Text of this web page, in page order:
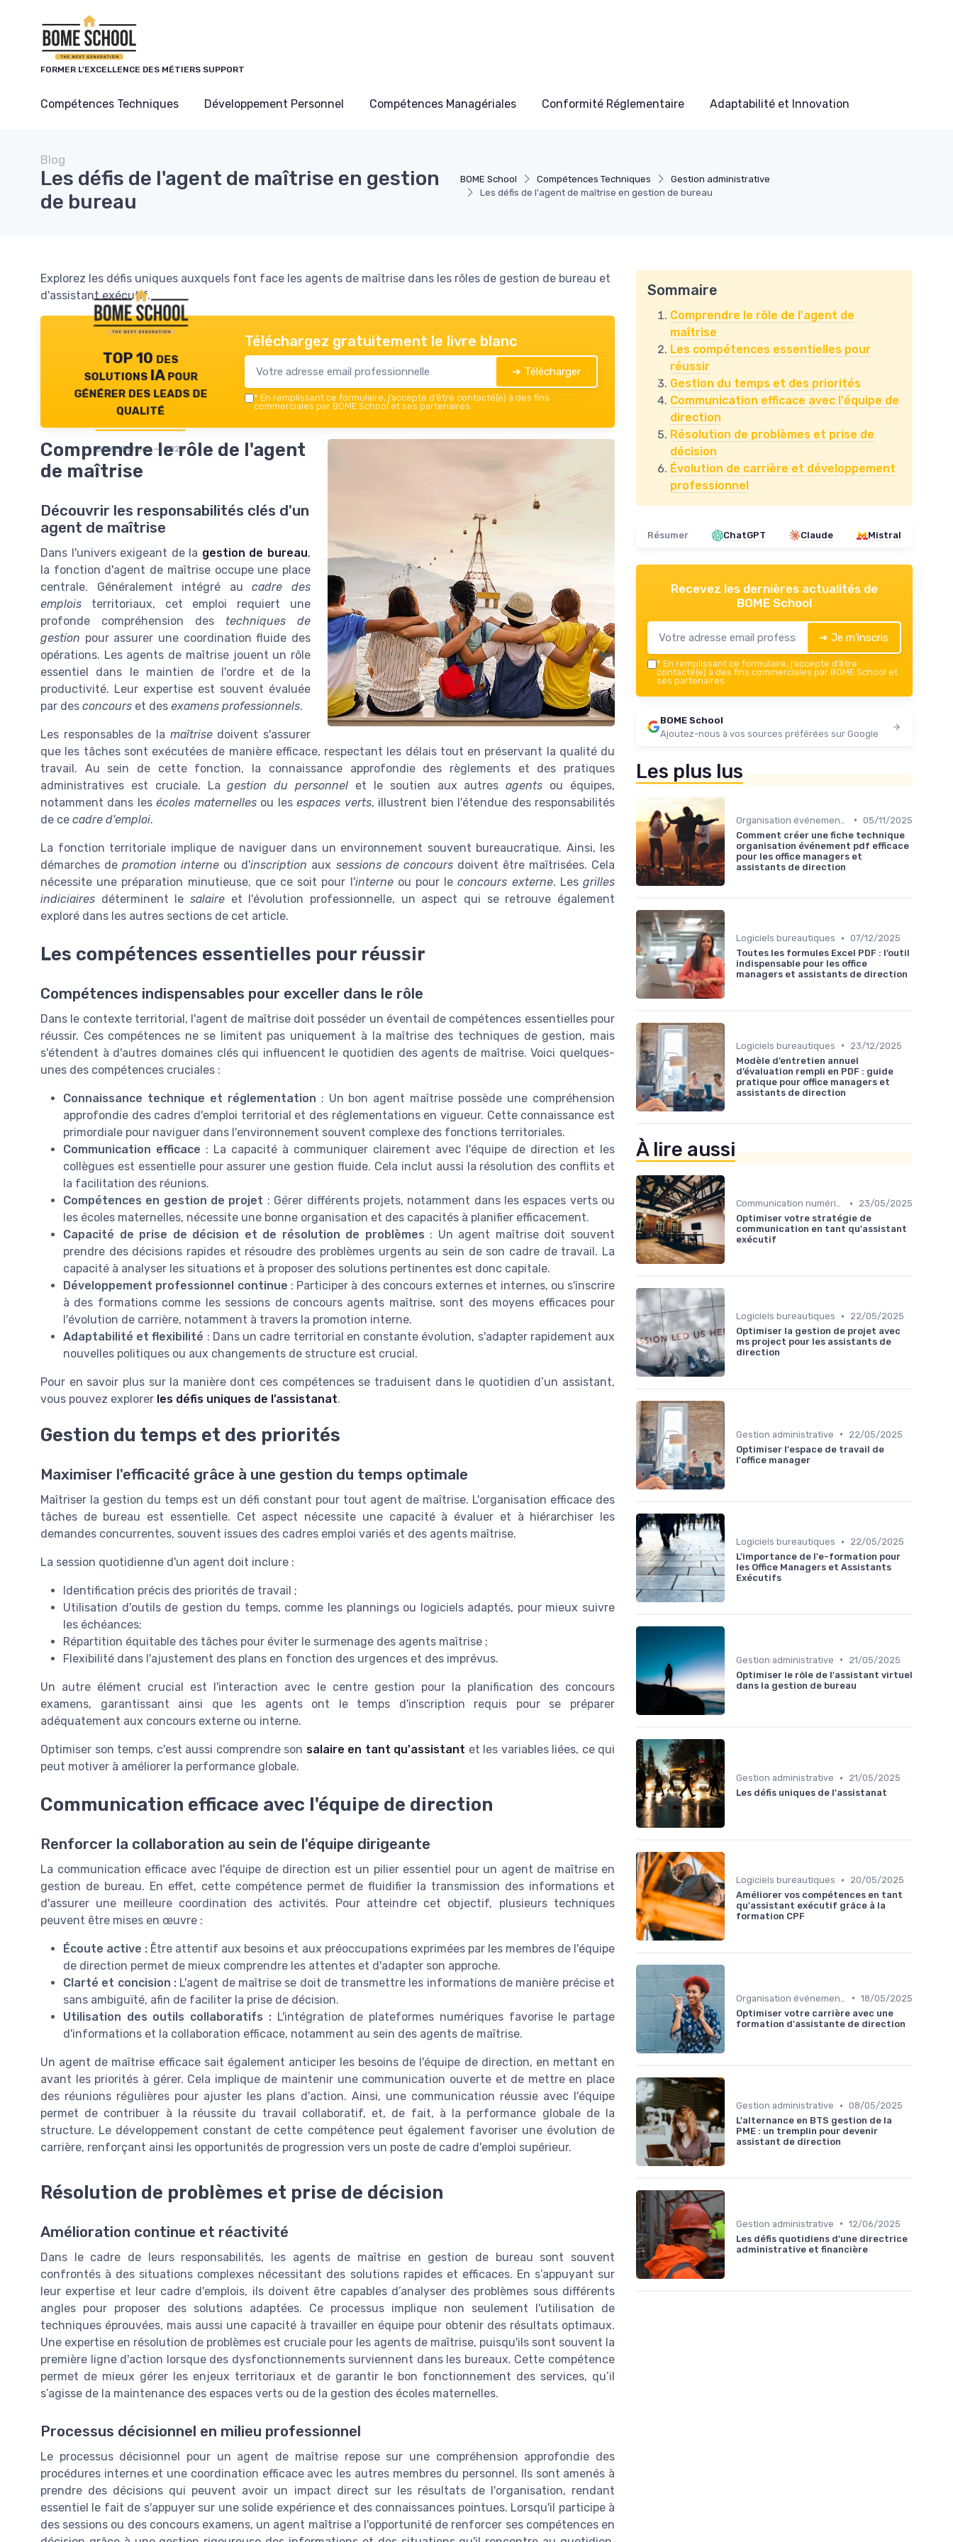
FORMER L’EXCELLENCE DES MÉTIERS SUPPORT
Compétences Techniques Développement Personnel Compétences Managériales Conformité Réglementaire Adaptabilité et Innovation
BOME School Compétences Techniques
Gestion administrative
Les défis de l'agent de maîtrise en gestion de bureau
Blog
Les défis de l'agent de maîtrise en gestion
de bureau
Explorez les défis uniques auxquels font face les agents de maîtrise dans les rôles de gestion de bureau et
d'assistant exécutif.
TOP 10 des
solutions IA pour
générer des leads de
qualité
BOME School — 2026
Téléchargez gratuitement le livre blanc
➔ Télécharger
* En remplissant ce formulaire, j’accepte d’être contacté(e) à des fins
commerciales par BOME School et ses partenaires.
Comprendre le rôle de l'agent
de maîtrise
Découvrir les responsabilités clés d'un
agent de maîtrise
Dans l'univers exigeant de la gestion de bureau,
la fonction d'agent de maîtrise occupe une place
centrale. Généralement intégré aucadre des
emplois territoriaux, cet emploi requiert une
profonde compréhension des techniques de
gestion pour assurer une coordination fluide des
opérations. Les agents de maîtrise jouent un rôle
essentiel dans le maintien de l'ordre et de la
productivité. Leur expertise est souvent évaluée
par des concours et des examens professionnels.
Les responsables de la maîtrisedoivent s'assurer
que les tâches sont exécutées de manière efficace, respectant les délais tout en préservant la qualité du
travail. Au sein de cette fonction, la connaissance approfondie des règlements et des pratiques
administratives est cruciale. Lagestion du personnel et le soutien aux autresagents ou équipes,
notamment dans lesécoles maternellesou lesespaces verts, illustrent bien l'étendue des responsabilités
de ce cadre d'emploi.
La fonction territoriale implique de naviguer dans un environnement souvent bureaucratique. Ainsi, les
démarches depromotion interne ou d'inscription aux sessions de concoursdoivent être maîtrisées. Cela
nécessite une préparation minutieuse, que ce soit pour l'interneou pour leconcours externe. Lesgrilles
indiciaires déterminent le salaire et l'évolution professionnelle, un aspect qui se retrouve également
exploré dans les autres sections de cet article.
Les compétences essentielles pour réussir
Compétences indispensables pour exceller dans le rôle
Dans le contexte territorial, l'agent de maîtrise doit posséder un éventail de compétences essentielles pour
réussir. Ces compétences ne se limitent pas uniquement à la maîtrise des techniques de gestion, mais
s'étendent à d'autres domaines clés qui influencent le quotidien des agents de maîtrise. Voici quelques-
unes des compétences cruciales :
Connaissance technique et réglementation : Un bon agent maîtrise possède une compréhension
approfondie des cadres d'emploi territorial et des réglementations en vigueur. Cette connaissance est
primordiale pour naviguer dans l'environnement souvent complexe des fonctions territoriales.
Communication efficace : La capacité à communiquer clairement avec l'équipe de direction et les
collègues est essentielle pour assurer une gestion fluide. Cela inclut aussi la résolution des conflits et
la facilitation des réunions.
Compétences en gestion de projet : Gérer différents projets, notamment dans les espaces verts ou
les écoles maternelles, nécessite une bonne organisation et des capacités à planifier efficacement.
Capacité de prise de décision et de résolution de problèmes : Un agent maîtrise doit souvent
prendre des décisions rapides et résoudre des problèmes urgents au sein de son cadre de travail. La
capacité à analyser les situations et à proposer des solutions pertinentes est donc capitale.
Développement professionnel continue : Participer à des concours externes et internes, ou s'inscrire
à des formations comme les sessions de concours agents maîtrise, sont des moyens efficaces pour
l'évolution de carrière, notamment à travers la promotion interne.
Adaptabilité et flexibilité : Dans un cadre territorial en constante évolution, s'adapter rapidement aux
nouvelles politiques ou aux changements de structure est crucial.
Pour en savoir plus sur la manière dont ces compétences se traduisent dans le quotidien d’un assistant,
vous pouvez explorer les défis uniques de l’assistanat.
Gestion du temps et des priorités
Maximiser l'efficacité grâce à une gestion du temps optimale
Maîtriser la gestion du temps est un défi constant pour tout agent de maîtrise. L'organisation efficace des
tâches de bureau est essentielle. Cet aspect nécessite une capacité à évaluer et à hiérarchiser les
demandes concurrentes, souvent issues des cadres emploi variés et des agents maîtrise.
La session quotidienne d'un agent doit inclure :
Identification précis des priorités de travail ;
Utilisation d'outils de gestion du temps, comme les plannings ou logiciels adaptés, pour mieux suivre
les échéances;
Répartition équitable des tâches pour éviter le surmenage des agents maîtrise ;
Flexibilité dans l'ajustement des plans en fonction des urgences et des imprévus.
Un autre élément crucial est l'interaction avec le centre gestion pour la planification des concours
examens, garantissant ainsi que les agents ont le temps d'inscription requis pour se préparer
adéquatement aux concours externe ou interne.
Optimiser son temps, c'est aussi comprendre son salaire en tant qu'assistant et les variables liées, ce qui
peut motiver à améliorer la performance globale.
Communication efficace avec l'équipe de direction
Renforcer la collaboration au sein de l'équipe dirigeante
La communication efficace avec l'équipe de direction est un pilier essentiel pour un agent de maîtrise en
gestion de bureau. En effet, cette compétence permet de fluidifier la transmission des informations et
d'assurer une meilleure coordination des activités. Pour atteindre cet objectif, plusieurs techniques
peuvent être mises en œuvre :
Écoute active : Être attentif aux besoins et aux préoccupations exprimées par les membres de l'équipe
de direction permet de mieux comprendre les attentes et d'adapter son approche.
Clarté et concision :L'agent de maîtrise se doit de transmettre les informations de manière précise et
sans ambiguïté, afin de faciliter la prise de décision.
Utilisation des outils collaboratifs :L'intégration de plateformes numériques favorise le partage
d'informations et la collaboration efficace, notamment au sein des agents de maîtrise.
Un agent de maîtrise efficace sait également anticiper les besoins de l'équipe de direction, en mettant en
avant les priorités à gérer. Cela implique de maintenir une communication ouverte et de mettre en place
des réunions régulières pour ajuster les plans d'action. Ainsi, une communication réussie avec l'équipe
permet de contribuer à la réussite du travail collaboratif, et, de fait, à la performance globale de la
structure. Le développement constant de cette compétence peut également favoriser une évolution de
carrière, renforçant ainsi les opportunités de progression vers un poste de cadre d'emploi supérieur.
Résolution de problèmes et prise de décision
Amélioration continue et réactivité
Dans le cadre de leurs responsabilités, les agents de maîtrise en gestion de bureau sont souvent
confrontés à des situations complexes nécessitant des solutions rapides et efficaces. En s’appuyant sur
leur expertise et leur cadre d'emplois, ils doivent être capables d’analyser des problèmes sous différents
angles pour proposer des solutions adaptées. Ce processus implique non seulement l'utilisation de
techniques éprouvées, mais aussi une capacité à travailler en équipe pour obtenir des résultats optimaux.
Une expertise en résolution de problèmes est cruciale pour les agents de maîtrise, puisqu'ils sont souvent la
première ligne d'action lorsque des dysfonctionnements surviennent dans les bureaux. Cette compétence
permet de mieux gérer les enjeux territoriaux et de garantir le bon fonctionnement des services, qu’il
s’agisse de la maintenance des espaces verts ou de la gestion des écoles maternelles.
Processus décisionnel en milieu professionnel
Le processus décisionnel pour un agent de maîtrise repose sur une compréhension approfondie des
procédures internes et une coordination efficace avec les autres membres du personnel. Ils sont amenés à
prendre des décisions qui peuvent avoir un impact direct sur les résultats de l'organisation, rendant
essentiel le fait de s'appuyer sur une solide expérience et des connaissances pointues. Lorsqu'il participe à
des sessions ou des concours examens, un agent maîtrise a l'opportunité de renforcer ses compétences en
Sommaire
Comprendre le rôle de l'agent de
maîtrise
Les compétences essentielles pour
réussir
Gestion du temps et des priorités
Communication efficace avec l'équipe de
direction
Résolution de problèmes et prise de
décision
Évolution de carrière et développement
professionnel
Résumer ChatGPT Claude Mistral
Recevez les dernières actualités de
BOME School
➔ Je m'inscris
* En remplissant ce formulaire, j’accepte d’être
contacté(e) à des fins commerciales par BOME School et
ses partenaires.
BOME School
Ajoutez-nous à vos sources préférées sur Google
Les plus lus
• 05/11/2025
Comment créer une fiche technique
organisation événement pdf efficace
pour les office managers et
assistants de direction
Logiciels bureautiques • 07/12/2025
Toutes les formules Excel PDF : l’outil
indispensable pour les office
managers et assistants de direction
Logiciels bureautiques •
23/12/2025
Modèle d’entretien annuel
d’évaluation rempli en PDF : guide
pratique pour office managers et
assistants de direction
À lire aussi
Communication numérique •
23/05/2025
Optimiser votre stratégie de
communication en tant qu'assistant
exécutif
Logiciels bureautiques •
22/05/2025
Optimiser la gestion de projet avec
ms project pour les assistants de
direction
Gestion administrative •
22/05/2025
Optimiser l'espace de travail de
l'office manager
Logiciels bureautiques •
22/05/2025
L'importance de l'e-formation pour
les Office Managers et Assistants
Exécutifs
Gestion administrative •
21/05/2025
Optimiser le rôle de l'assistant virtuel
dans la gestion de bureau
Gestion administrative •
21/05/2025
Les défis uniques de l'assistanat
Logiciels bureautiques •
20/05/2025
Améliorer vos compétences en tant
qu'assistant exécutif grâce à la
formation CPF
• 18/05/2025
Optimiser votre carrière avec une
formation d'assistante de direction
Gestion administrative • 08/05/2025
L'alternance en BTS gestion de la
PME : un tremplin pour devenir
assistant de direction
Gestion administrative • 12/06/2025
Les défis quotidiens d'une directrice
administrative et financière